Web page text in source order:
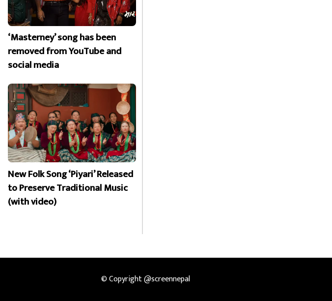
‘Masterney’ song has been
removed from YouTube and
social media
New Folk Song ‘Piyari’ Released
to Preserve Traditional Music
(with video)
© Copyright @screennepal